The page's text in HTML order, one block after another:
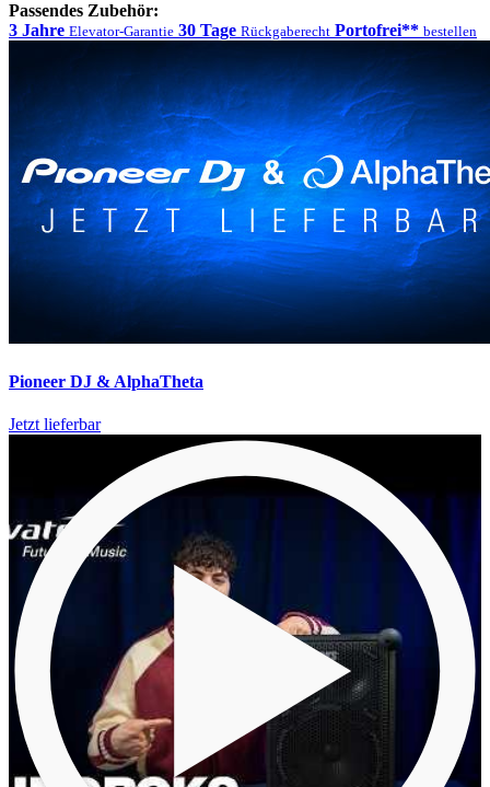
Passendes Zubehör:
3 Jahre Elevator-Garantie 30 Tage Rückgaberecht Portofrei** bestellen
Pioneer DJ & AlphaTheta
Jetzt lieferbar